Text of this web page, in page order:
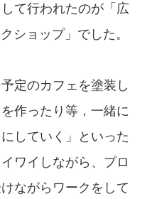
て行われたのが「広
ショップ」でした。
定のカフェを塗装し
作ったり等，一緒に
していく」といった
ワイしながら、プロ
ながらワークをして